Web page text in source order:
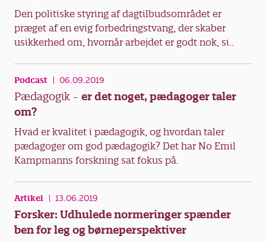
Den politiske styring af dagtilbudsområdet er
præget af en evig forbedringstvang, der skaber
usikkerhed om, hvornår arbejdet er godt nok, si..
Podcast 06.09.2019
Pædagogik - er det noget, pædagoger taler
om?
Hvad er kvalitet i pædagogik, og hvordan taler
pædagoger om god pædagogik? Det har No Emil
Kampmanns forskning sat fokus på.
Artikel 13.06.2019
Forsker: Udhulede normeringer spænder
ben for leg og børneperspektiver